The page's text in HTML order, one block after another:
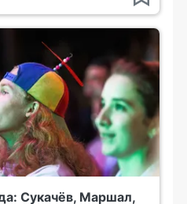
Сукачёв, Маршал,